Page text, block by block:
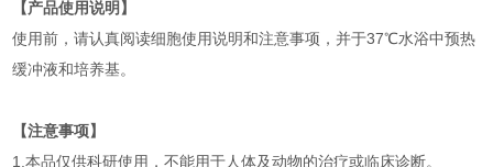
【产品使用说明】
使用前，请认真阅读细胞使用说明和注意事项，并于37℃水浴中预热
缓冲液和培养基。
【注意事项】
1.本品仅供科研使用，不能用于人体及动物的治疗或临床诊断。